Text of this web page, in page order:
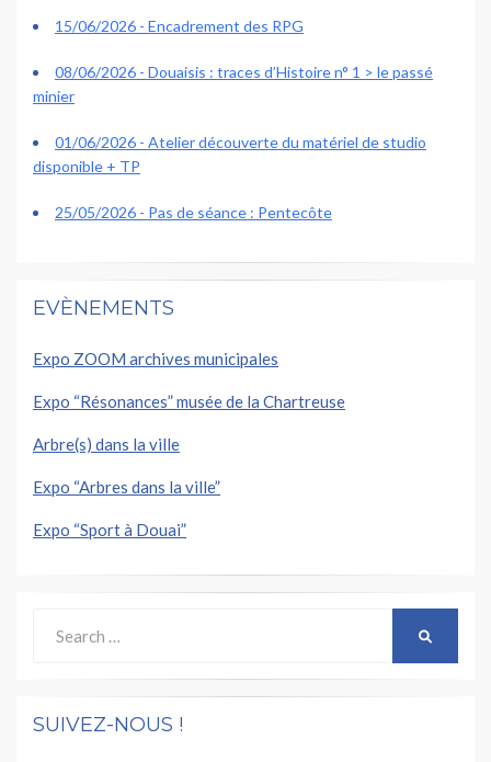
15/06/2026 - Encadrement des RPG
08/06/2026 - Douaisis : traces d’Histoire n° 1 > le passé
minier
01/06/2026 - Atelier découverte du matériel de studio
disponible + TP
25/05/2026 - Pas de séance : Pentecôte
EVÈNEMENTS
Expo ZOOM archives municipales
Expo “Résonances” musée de la Chartreuse
Arbre(s) dans la ville
Expo “Arbres dans la ville”
Expo “Sport à Douai”
for:
SUIVEZ-NOUS !